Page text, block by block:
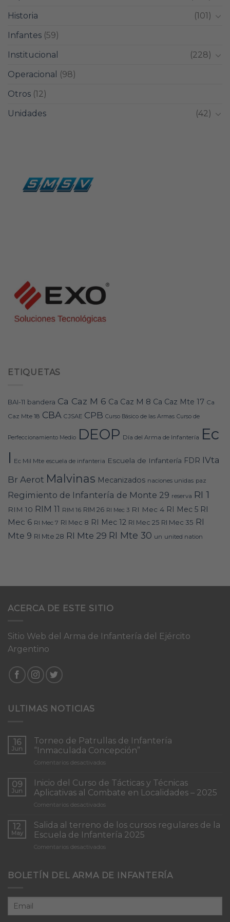
Historia
(101)
Infantes (59)
Institucional
(228)
Operacional
(98)
Otros (12)
Unidades
(42)
ETIQUETAS
BAI-11 bandera Ca Caz M 6 Ca Caz M 8 Ca Caz Mte 17 Ca
Caz Mte 18 CBA CJSAE CPB Curso Básico de las Armas Curso de
Perfeccionamiento Medio DEOP Día del Arma de Infantería Ec
I Ec Mil Mte escuela de infanteria Escuela de Infantería FDR IVta
Br Aerot Malvinas Mecanizados naciones unidas paz
Regimiento de Infantería de Monte 29 reserva RI 1
RIM 10 RIM 11 RIM 16 RIM 26 RI Mec 3 RI Mec 4 RI Mec 5 RI
Mec 6 RI Mec 7 RI Mec 8 RI Mec 12 RI Mec 25 RI Mec 35 RI
Mte 9 RI Mte 28 RI Mte 29 RI Mte 30 un united nation
ACERCA DE ESTE SITIO
Sitio Web del Arma de Infantería del Ejército
Argentino
ULTIMAS NOTICIAS
16
Jun
Torneo de Patrullas de Infantería
“Inmaculada Concepción”
Comentarios desactivadosen
de
Patrullas
de
Infantería
Concepción”
09
Jun
Inicio del Curso de Tácticas y Técnicas
Aplicativas al Combate en Localidades – 2025
Comentarios desactivadosen
del
Curso
de
Tácticas
Aplicativas
–
12
May
Salida al terreno de los cursos regulares de la
Escuela de Infantería 2025
Comentarios desactivadosen
terreno
cursos
de
BOLETÍN DEL ARMA DE INFANTERÍA